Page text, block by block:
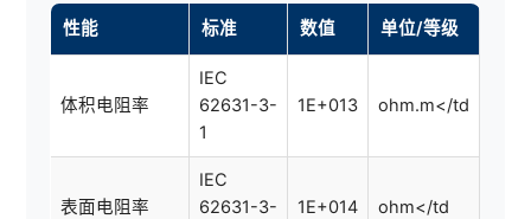
性能 标准 数值 单位/等级
体积电阻率
IEC
62631-3-
1
1E+013 ohm.m</td
表面电阻率
IEC
62631-3-
1E+014 ohm</td